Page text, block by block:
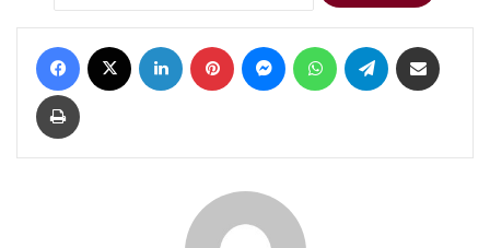
Facebook LinkedIn Pinterest Messenger WhatsApp Telegram
Print